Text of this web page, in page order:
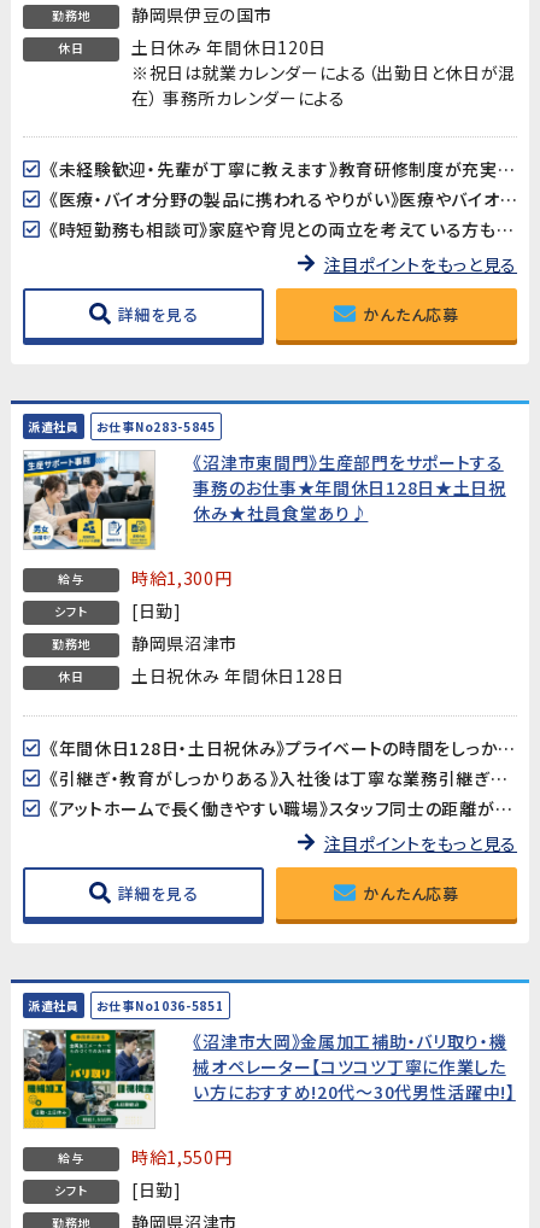
勤務地 静岡県伊豆の国市
休日
土日休み 年間休日120日
※祝日は就業カレンダーによる（出勤日と休日が混
在） 事務所カレンダーによる
《未経験歓迎・先輩が丁寧に教えます》教育研修制度が充実しているので、製造・検査業務が初めての方も安心してスタートできます。アットホームな職場で長く働きやすい環境です。
《医療・バイオ分野の製品に携われるやりがい》医療やバイオ分野で使用されるマイクロ流路チップの品質を守る、社会に貢献できるお仕事です。クリーンルームでの作業で清潔な環境が保たれています。
《時短勤務も相談可》家庭や育児との両立を考えている方も歓迎。時短勤務のご相談に対応しています。家庭都合での休みも取りやすい職場です。
注目ポイントをもっと見る
詳細を見る かんたん応募
派遣社員 お仕事No283-5845
《沼津市東間門》生産部門をサポートする
事務のお仕事★年間休日128日★土日祝
休み★社員食堂あり♪
給与 時給1,300円
シフト [日勤]
勤務地 静岡県沼津市
休日 土日祝休み 年間休日128日
《年間休日128日・土日祝休み》プライベートの時間をしっかり確保できます。GW・夏季・年末年始の長期休暇もあり♪
《引継ぎ・教育がしっかりある》入社後は丁寧な業務引継ぎがあるため、初めての職場でも安心してスタートできます。
《アットホームで長く働きやすい職場》スタッフ同士の距離が近く、相談しやすい雰囲気。長期間にわたって活躍できる環境です。
注目ポイントをもっと見る
詳細を見る かんたん応募
派遣社員 お仕事No1036-5851
《沼津市大岡》金属加工補助・バリ取り・機
械オペレーター【コツコツ丁寧に作業した
い方におすすめ!20代～30代男性活躍中!】
給与 時給1,550円
シフト [日勤]
勤務地 静岡県沼津市